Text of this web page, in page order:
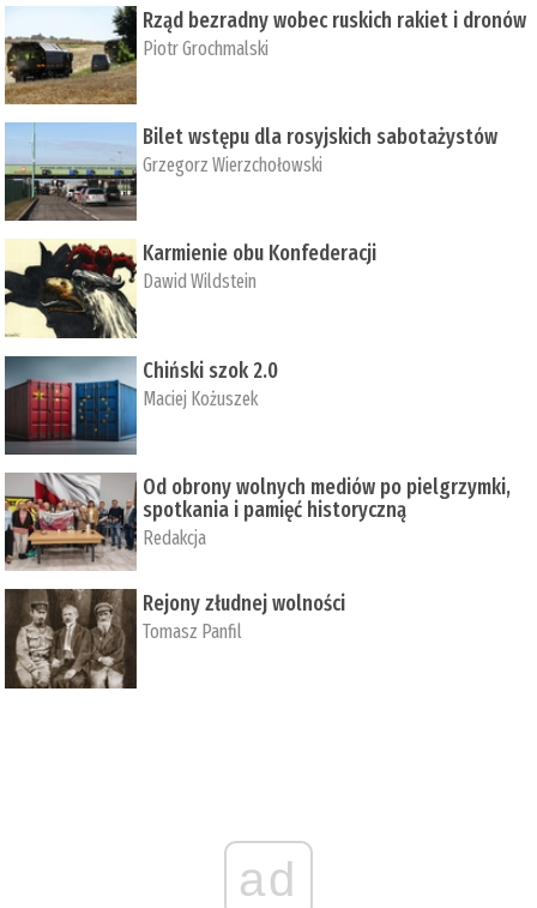
Rząd bezradny wobec ruskich rakiet i dronów
Piotr Grochmalski
Bilet wstępu dla rosyjskich sabotażystów
Grzegorz Wierzchołowski
Karmienie obu Konfederacji
Dawid Wildstein
Chiński szok 2.0
Maciej Kożuszek
Od obrony wolnych mediów po pielgrzymki,
spotkania i pamięć historyczną
Redakcja
Rejony złudnej wolności
Tomasz Panfil
ad